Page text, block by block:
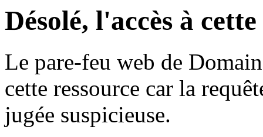
Désolé, l'accès à
Le pare-feu web de
cette ressource car la
jugée suspicieuse.